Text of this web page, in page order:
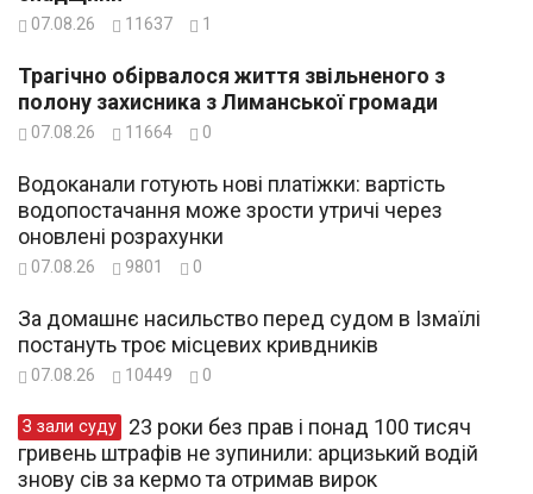
07.08.26 11637 1
Трагічно обірвалося життя звільненого з
полону захисника з Лиманської громади
07.08.26 11664 0
Водоканали готують нові платіжки: вартість
водопостачання може зрости утричі через
оновлені розрахунки
07.08.26 9801 0
За домашнє насильство перед судом в Ізмаїлі
постануть троє місцевих кривдників
07.08.26 10449 0
З зали суду
гривень штрафів не зупинили: арцизький водій
знову сів за кермо та отримав вирок